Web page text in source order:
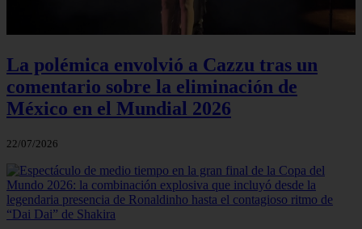
La polémica envolvió a Cazzu tras un
comentario sobre la eliminación de
México en el Mundial 2026
22/07/2026